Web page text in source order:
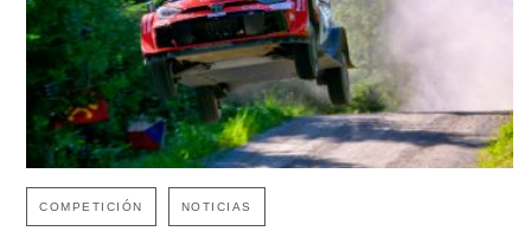
COMPETICIÓN NOTICIAS